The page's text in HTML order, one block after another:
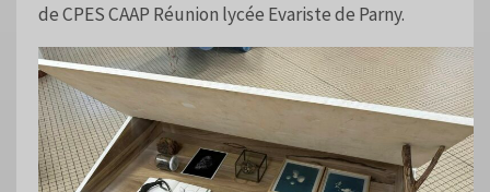
de CPES CAAP Réunion lycée Evariste de Parny.